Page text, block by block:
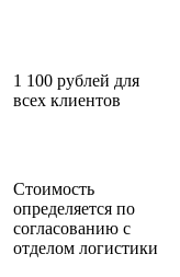
1 100 рублей для
всех клиентов
Стоимость
определяется по
согласованию с
отделом логистики